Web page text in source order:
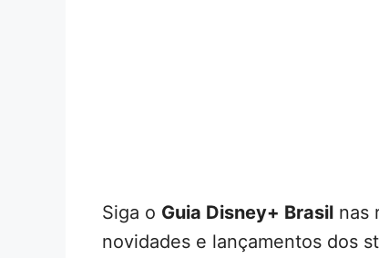
Siga o Guia Disney+ Brasil nas
novidades e lançamentos dos